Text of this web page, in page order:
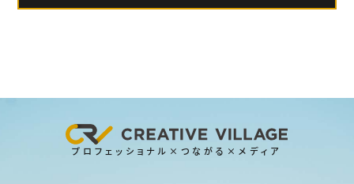
プロフェッショナル×つながる×メディア